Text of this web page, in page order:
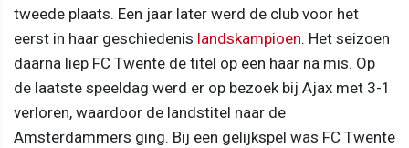
tweede plaats. Een jaar later werd de club voor het
eerst in haar geschiedenis landskampioen. Het seizoen
daarna liep FC Twente de titel op een haar na mis. Op
de laatste speeldag werd er op bezoek bij Ajax met 3-1
verloren, waardoor de landstitel naar de
Amsterdammers ging. Bij een gelijkspel was FC Twente